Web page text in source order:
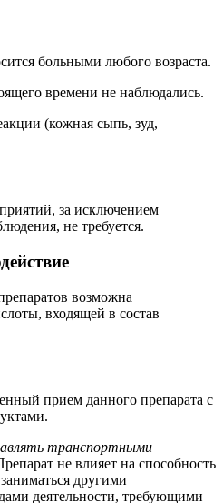
больными любого возраста.
времени не наблюдались.
(кожная сыпь, зуд,
за исключением
не требуется.
возможна
входящей в состав
прием данного препарата с
транспортными
не влияет на способность
другими
деятельности, требующими